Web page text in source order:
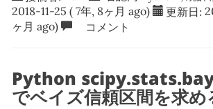
2018-11-25 ( 7年, 8ヶ月 ago) 更新日:
ヶ月 ago)
コメント
Python
でベイズ信頼区間を求め